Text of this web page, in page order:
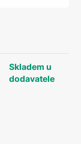
Skladem u
dodavatele